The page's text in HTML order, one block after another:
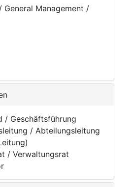
General Management /
/ Geschäftsführung
/ Abteilungsleitung
/ Verwaltungsrat